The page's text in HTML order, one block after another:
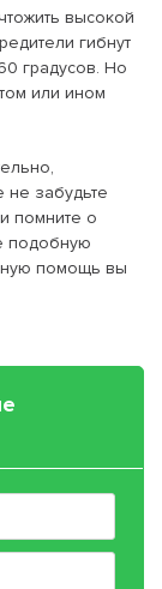
высокой
гибнут
градусов. Но
или ином
не забудьте
помните о
подобную
помощь вы